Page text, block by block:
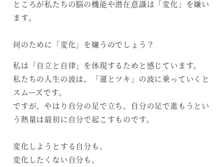
ところが私たちの脳の機能や潜在意識は「変化」を嫌い
ます。
何のために「変化」を嫌うのでしょう？
私は「自立と自律」を体現するためと感じています。
私たちの人生の波は、「運とツキ」の波に乗っていくと
スムーズです。
ですが、やはり自分の足で立ち、自分の足で進もうとい
う熱量は最初に自分で起こすものです。
変化しようとする自分も、
変化したくない自分も、